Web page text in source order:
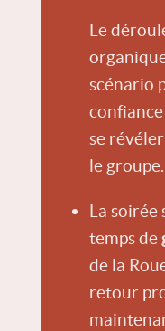
Le
scénario
se
le groupe.
La soirée
temps de
de la
retour